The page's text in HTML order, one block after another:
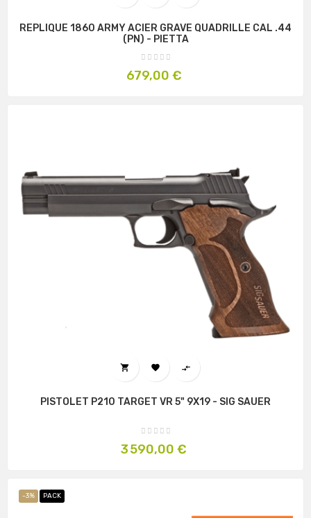
REPLIQUE 1860 ARMY ACIER GRAVE QUADRILLE CAL .44
(PN) - PIETTA
Prix
679,00 €
  
PISTOLET P210 TARGET VR 5" 9X19 - SIG SAUER
Prix
3 590,00 €
-3% PACK